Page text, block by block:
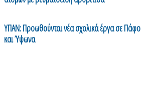
ΥΠΑΝ: Προωθούνται νέα σχολικά έργα σε Πάφο
και Ύψωνα